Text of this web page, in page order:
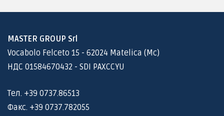
MASTER GROUP Srl
Vocabolo Felceto 15 - 62024 Matelica (Mc)
НДС 01584670432 - SDI PAXCCYU
Тел. +39 0737.86513
Факс. +39 0737.782055